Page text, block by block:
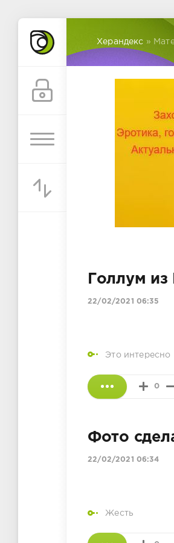
Херандекс »
Голлум из
22/02/2021 06:35
Это интересно
0
Фото
22/02/2021 06:34
Жесть